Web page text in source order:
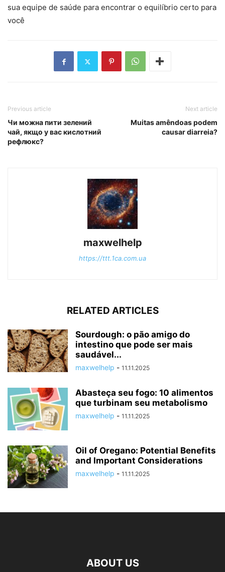
sua equipe de saúde para encontrar o equilíbrio certo para
você
Previous article
Чи можна пити зелений
чай, якщо у вас кислотний
рефлюкс?
Next article
Muitas amêndoas podem
causar diarreia?
maxwelhelp
https://ttt.1ca.com.ua
RELATED ARTICLES
Sourdough: o pão amigo do
intestino que pode ser mais
saudável...
maxwelhelp - 11.11.2025
Abasteça seu fogo: 10 alimentos
que turbinam seu metabolismo
maxwelhelp - 11.11.2025
Oil of Oregano: Potential Benefits
and Important Considerations
maxwelhelp - 11.11.2025
ABOUT US